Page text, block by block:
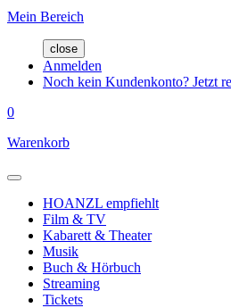
Mein Bereich
close
Anmelden
Noch kein Kundenkonto? Jetzt
0
Warenkorb
HOANZL empfiehlt
Film & TV
Kabarett & Theater
Musik
Buch & Hörbuch
Streaming
Tickets